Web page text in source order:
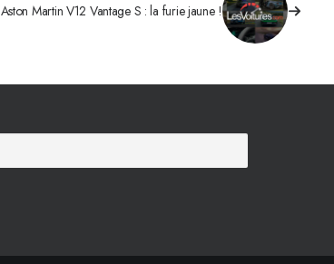
Aston Martin V12 Vantage S : la furie jaune !